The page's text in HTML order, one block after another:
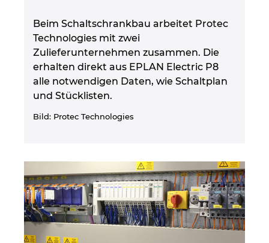
Beim Schaltschrankbau arbeitet Protec
Technologies mit zwei
Zulieferunternehmen zusammen. Die
erhalten direkt aus EPLAN Electric P8
alle notwendigen Daten, wie Schaltplan
und Stücklisten.
Bild: Protec Technologies